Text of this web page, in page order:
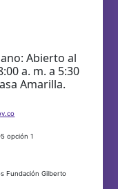
Abierto al
a. m. a 5:30
Amarilla.
opción 1
Fundación Gilberto